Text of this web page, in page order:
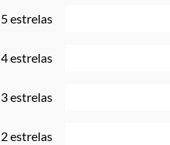
5 estrelas
4 estrelas
3 estrelas
2 estrelas